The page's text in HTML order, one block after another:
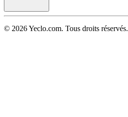
© 2026 Yeclo.com. Tous droits réservés.